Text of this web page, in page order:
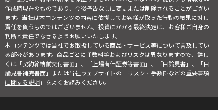
作成時現在のものであり、今後予告なしに変更または削除されることがござい
ます。当社は本コンテンツの内容に依拠してお客様が取った行動の結果に対し
責任を負うものではございません。投資にかかる最終決定は、お客様ご自身の
判断と責任でなさるようお願いいたします。
本コンテンツでは当社でお取扱している商品・サービス等について言及してい
る部分があります。商品ごとに手数料等およびリスクは異なりますので、詳し
くは「契約締結前交付書面」、「上場有価証券等書面」、「目論見書」、「目
論見書補完書面」または当社ウェブサイトの「リスク・手数料などの重要事項
に関する説明」をよくお読みください。